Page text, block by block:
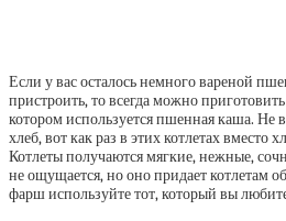
Если у вас осталось немного вареной
пристроить, то всегда можно
котором используется пшенная каша. Не
хлеб, вот как раз в этих котлетах вместо
Котлеты получаются мягкие, нежные,
не ощущается, но оно придает котлетам
фарш используйте тот, который вы